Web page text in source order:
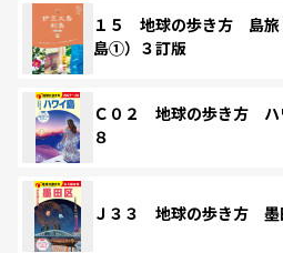
１５ 地球の歩き方 島
島①）３訂版
Ｃ０２ 地球の歩き方 ハ
８
Ｊ３３ 地球の歩き方 墨